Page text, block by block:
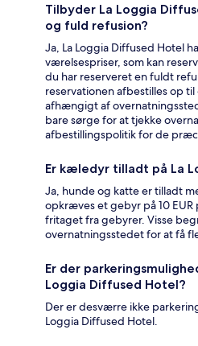
Tilbyder La Loggia
og fuld refusion?
Ja, La Loggia Diffused Hotel
værelsespriser, som kan
du har reserveret en fuldt
reservationen afbestilles op
afhængigt af
bare sørge for at tjekke
afbestillingspolitik for de
Er kæledyr tilladt på La
Ja, hunde og katte er tilladt
opkræves et gebyr på 10
fritaget fra gebyrer. Visse
overnatningsstedet for at få
Er der
Loggia Diffused Hotel?
Der er desværre ikke
Loggia Diffused Hotel.